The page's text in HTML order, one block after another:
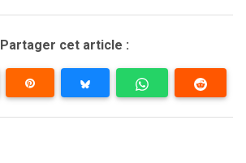
Partager cet article :